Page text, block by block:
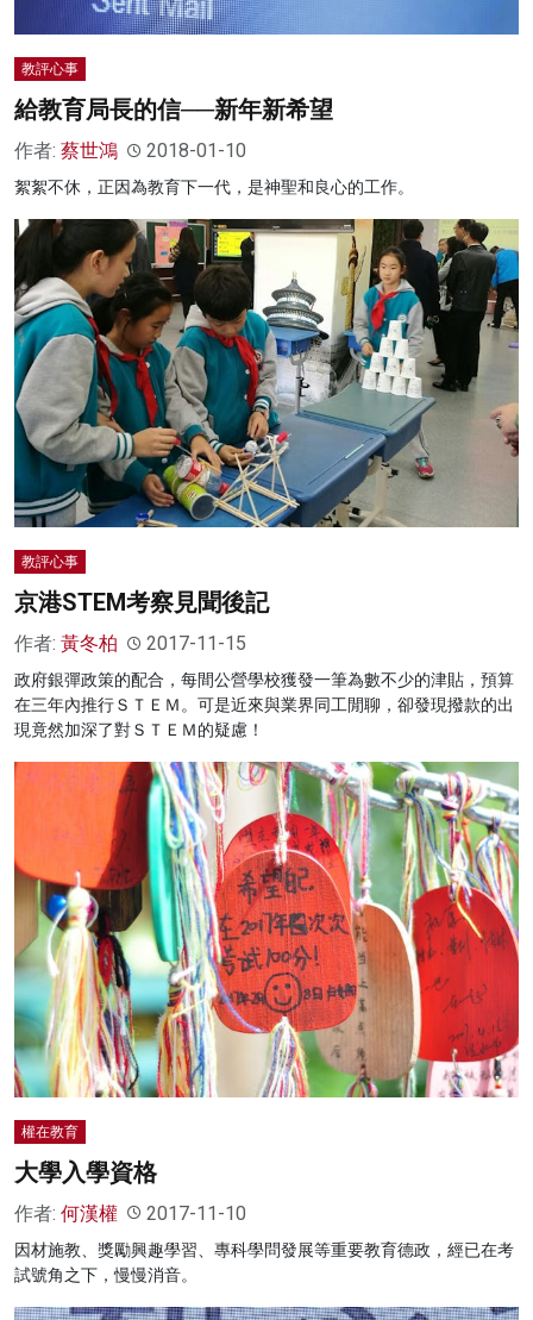
教評心事
給教育局長的信──新年新希望
作者: 蔡世鴻 2018-01-10
絮絮不休，正因為教育下一代，是神聖和良心的工作。
教評心事
京港STEM考察見聞後記
作者: 黃冬柏 2017-11-15
政府銀彈政策的配合，每間公營學校獲發一筆為數不少的津貼，預算
在三年內推行ＳＴＥＭ。可是近來與業界同工閒聊，卻發現撥款的出
現竟然加深了對ＳＴＥＭ的疑慮！
權在教育
大學入學資格
作者: 何漢權 2017-11-10
因材施教、獎勵興趣學習、專科學問發展等重要教育德政，經已在考
試號角之下，慢慢消音。